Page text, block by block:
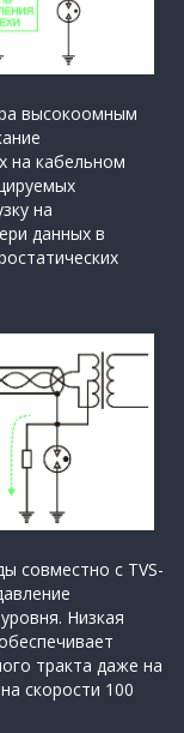
высокоомным
на кабельном
на
данных в
совместно с TVS-
Низкая
тракта даже на
скорости 100